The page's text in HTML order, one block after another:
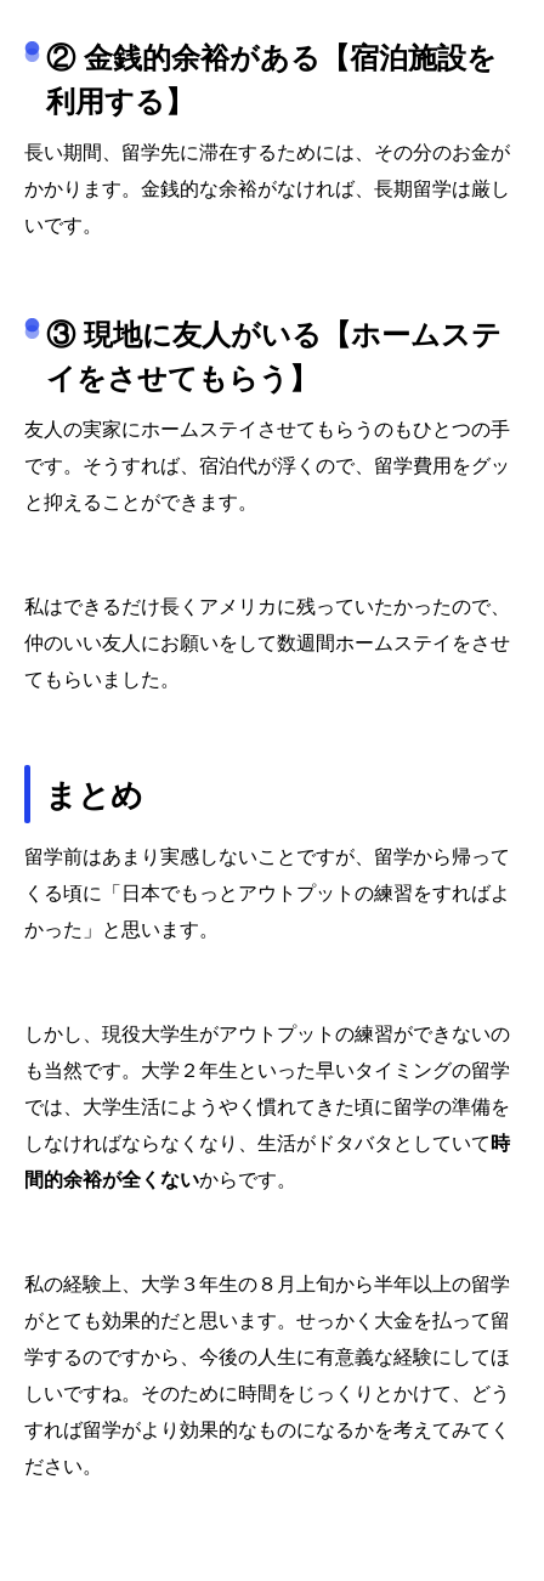
② 金銭的余裕がある【宿泊施設を
利用する】
長い期間、留学先に滞在するためには、その分のお金が
かかります。金銭的な余裕がなければ、長期留学は厳し
いです。
③ 現地に友人がいる【ホームステ
イをさせてもらう】
友人の実家にホームステイさせてもらうのもひとつの手
です。そうすれば、宿泊代が浮くので、留学費用をグッ
と抑えることができます。
私はできるだけ長くアメリカに残っていたかったので、
仲のいい友人にお願いをして数週間ホームステイをさせ
てもらいました。
まとめ
留学前はあまり実感しないことですが、留学から帰って
くる頃に「日本でもっとアウトプットの練習をすればよ
かった」と思います。
しかし、現役大学生がアウトプットの練習ができないの
も当然です。大学２年生といった早いタイミングの留学
では、大学生活にようやく慣れてきた頃に留学の準備を
しなければならなくなり、生活がドタバタとしていて時
間的余裕が全くないからです。
私の経験上、大学３年生の８月上旬から半年以上の留学
がとても効果的だと思います。せっかく大金を払って留
学するのですから、今後の人生に有意義な経験にしてほ
しいですね。そのために時間をじっくりとかけて、どう
すれば留学がより効果的なものになるかを考えてみてく
ださい。